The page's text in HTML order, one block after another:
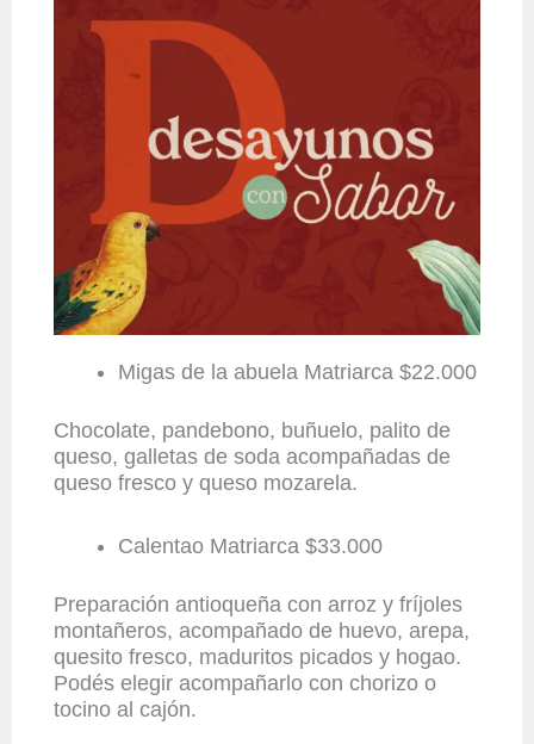
Migas de la abuela Matriarca $22.000
Chocolate, pandebono, buñuelo, palito de
queso, galletas de soda acompañadas de
queso fresco y queso mozarela.
Calentao Matriarca $33.000
Preparación antioqueña con arroz y fríjoles
montañeros, acompañado de huevo, arepa,
quesito fresco, maduritos picados y hogao.
Podés elegir acompañarlo con chorizo o
tocino al cajón.